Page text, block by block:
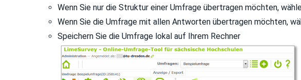
Wenn Sie nur die Struktur einer Umfrage übertragen möchten,
Wenn Sie die Umfrage mit allen Antworten übertragen möchten,
Speichern Sie die Umfrage lokal auf Ihrem Rechner